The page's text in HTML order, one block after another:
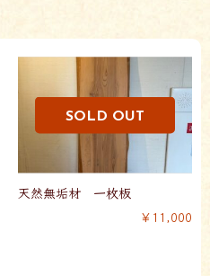
天然無垢材 一枚板
￥11,000